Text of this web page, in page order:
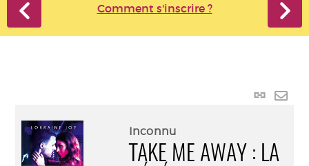
Comment s'inscrire ?
Lien
Inconnu
TAKE ME AWAY : LA